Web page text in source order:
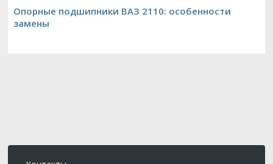
Опорные подшипники ВАЗ 2110: особенности
замены